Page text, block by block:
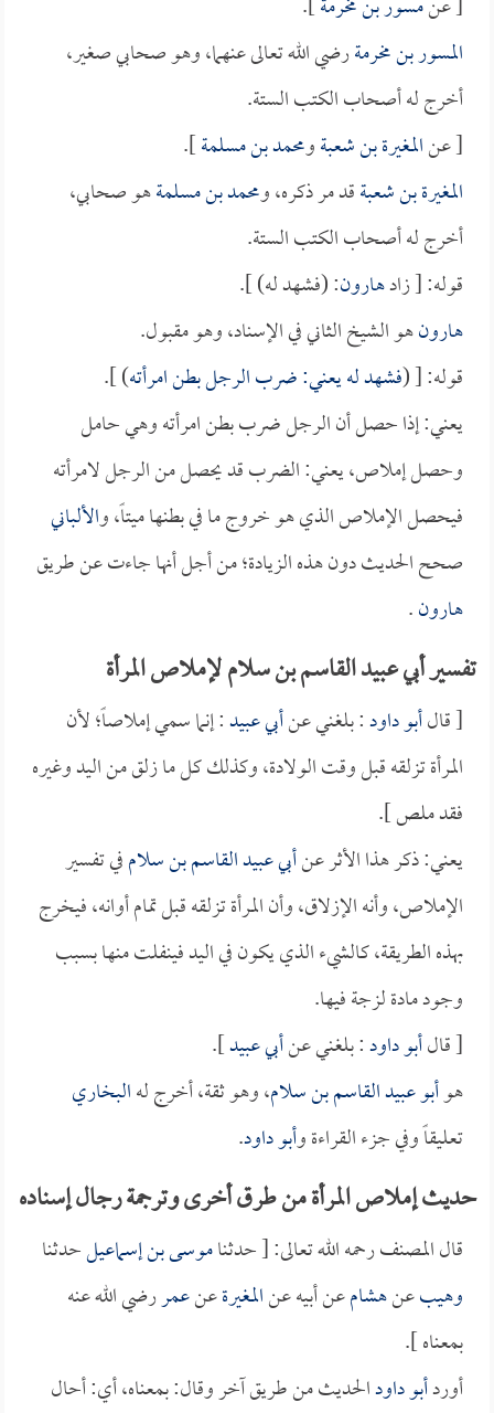
المسور بن مخرمةرضي الله تعالى عنهما، وهو صحابي صغير،
أخرج له أصحاب الكتب الستة.
[ عنالمغيرة بن شعبةومحمد بن مسلمة].
المغيرة بن شعبةقد مر ذكره، ومحمد بن مسلمةهو صحابي،
أخرج له أصحاب الكتب الستة.
قوله: [ زادهارون: (فشهد له) ].
هارونهو الشيخ الثاني في الإسناد، وهو مقبول.
قوله: [ (فشهد له يعني: ضرب الرجل بطن امرأته) ].
يعني: إذا حصل أن الرجل ضرب بطن امرأته وهي حامل
وحصل إملاص، يعني: الضرب قد يحصل من الرجل لامرأته
فيحصل الإملاص الذي هو خروج ما في بطنها ميتاً، والألباني
صحح الحديث دون هذه الزيادة؛ من أجل أنها جاءت عن طريق
هارون.
تفسير أبي عبيد القاسم بن سلام لإملاص المرأة
[ قالأبو داود: بلغني عنأبي عبيد: إنما سمي إملاصاً؛ لأن
المرأة تزلقه قبل وقت الولادة، وكذلك كل ما زلق من اليد وغيره
فقد ملص ].
يعني: ذكر هذا الأثر عنأبي عبيد القاسم بن سلامفي تفسير
الإملاص، وأنه الإزلاق، وأن المرأة تزلقه قبل تمام أوانه، فيخرج
بهذه الطريقة، كالشيء الذي يكون في اليد فينفلت منها بسبب
وجود مادة لزجة فيها.
[ قالأبو داود: بلغني عنأبي عبيد].
هوأبو عبيد القاسم بن سلام، وهو ثقة، أخرج لهالبخاري
تعليقاً وفي جزء القراءة وأبو داود.
حديث إملاص المرأة من طرق أخرى وترجمة رجال إسناده
قال المصنف رحمه الله تعالى: [ حدثناموسى بن إسماعيلحدثنا
وهيبعنهشامعن أبيه عنالمغيرةعنعمررضي الله عنه
بمعناه ].
أوردأبو داودالحديث من طريق آخر وقال: بمعناه، أي: أحال